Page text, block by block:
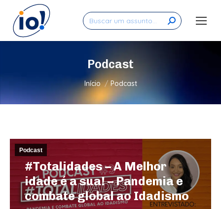
Search:
Podcast
Você está aqui:
Início Podcast
Podcast
#Totalidades – A Melhor
idade é a sua! – Pandemia e
combate global ao Idadismo